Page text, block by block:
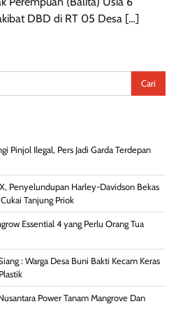
DBD di RT 05 Desa […]
Pinjol Ilegal, Pers Jadi Garda Terdepan
Penyelundupan Harley-Davidson Bekas
Tanjung Priok
Essential 4 yang Perlu Orang Tua
: Warga Desa Buni Bakti Kecam Keras
Power Tanam Mangrove Dan